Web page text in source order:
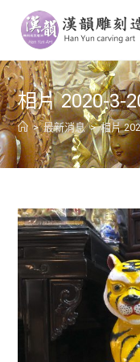
相片 2020-3-
> 最新消息 > 相片